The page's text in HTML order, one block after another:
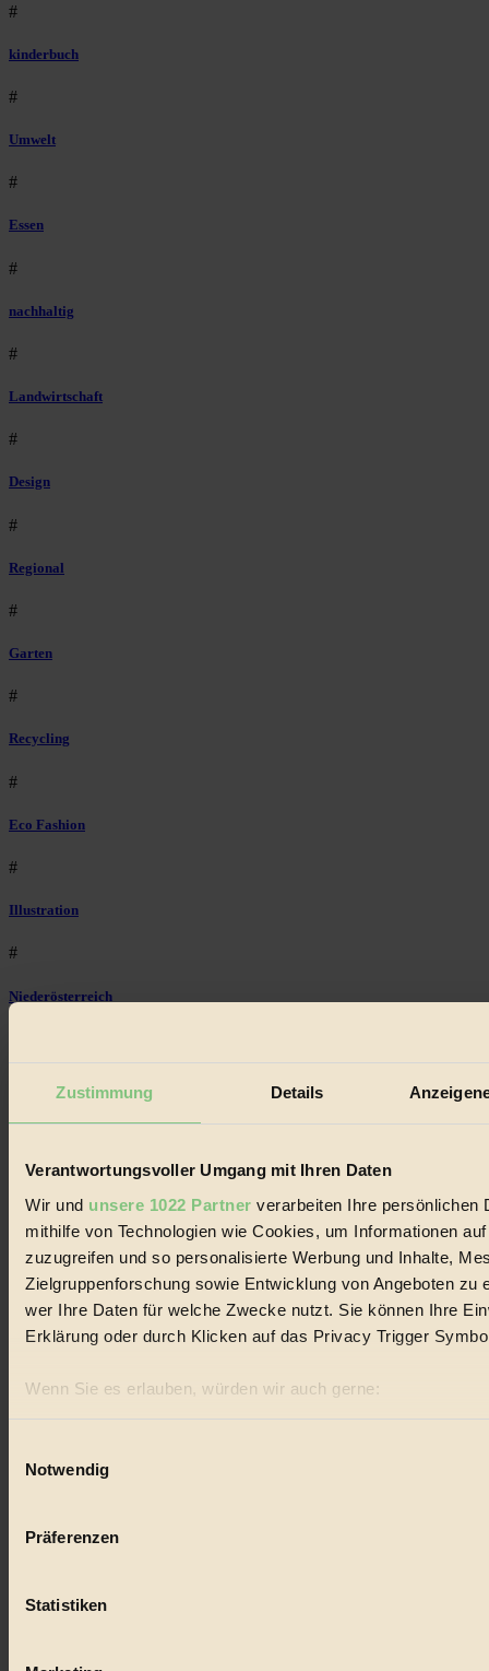
Zustimmung Details
Verantwortungsvoller Umgang mit Ihren Daten
Wir und unsere 1022 Partner verarbeiten Ihre persönlichen
mithilfe von Technologien wie Cookies, um Informationen
zuzugreifen und so personalisierte Werbung und Inhalte,
Zielgruppenforschung sowie Entwicklung von Angeboten zu
wer Ihre Daten für welche Zwecke nutzt. Sie können Ihre
Erklärung oder durch Klicken auf das Privacy Trigger
Wenn Sie es erlauben, würden wir auch gerne:
Informationen über Ihre geografische Lage erfassen,
Ihr Gerät durch aktives Scannen nach bestimmten
Präferenzen im
biorama.eu
welche Inhalte besonders gut ankommen, Inhalte wie
Notwendig
Präferenzen
Statistiken
#
kinderbuch
#
Umwelt
#
Essen
#
nachhaltig
#
Landwirtschaft
#
Design
#
Regional
#
Garten
#
Recycling
#
Eco Fashion
#
Illustration
#
Niederösterreich
#
Essen
Räder
Umweltschutz
ökologisch